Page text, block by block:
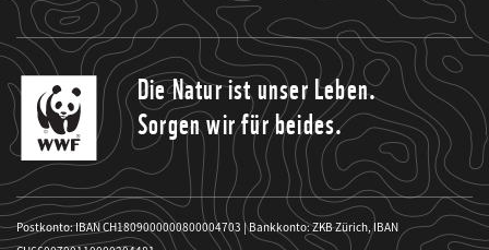
Die Natur ist unser Leben.
Sorgen wir für beides.
Postkonto: IBAN CH1809000000800004703 | Bankkonto: ZKB Zürich, IBAN